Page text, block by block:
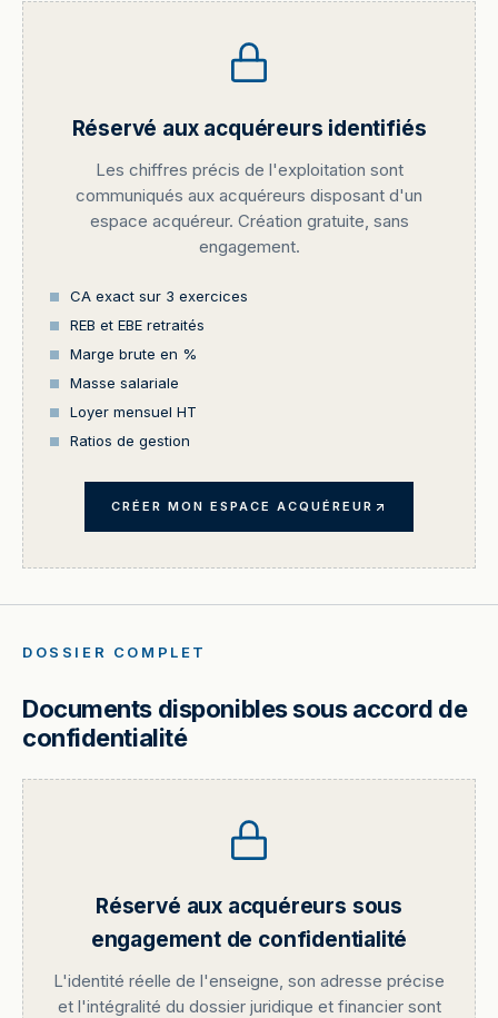
Réservé aux acquéreurs identifiés
Les chiffres précis de l'exploitation sont
communiqués aux acquéreurs disposant d'un
espace acquéreur. Création gratuite, sans
engagement.
CA exact sur 3 exercices
REB et EBE retraités
Marge brute en %
Masse salariale
Loyer mensuel HT
Ratios de gestion
CRÉER MON ESPACE ACQUÉREUR
DOSSIER COMPLET
Documents disponibles sous accord de
confidentialité
Réservé aux acquéreurs sous
engagement de confidentialité
L'identité réelle de l'enseigne, son adresse précise
et l'intégralité du dossier juridique et financier sont